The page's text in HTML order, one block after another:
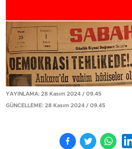
YAYINLAMA: 28 Kasım 2024 / 09.45
GÜNCELLEME: 28 Kasım 2024 / 09.45